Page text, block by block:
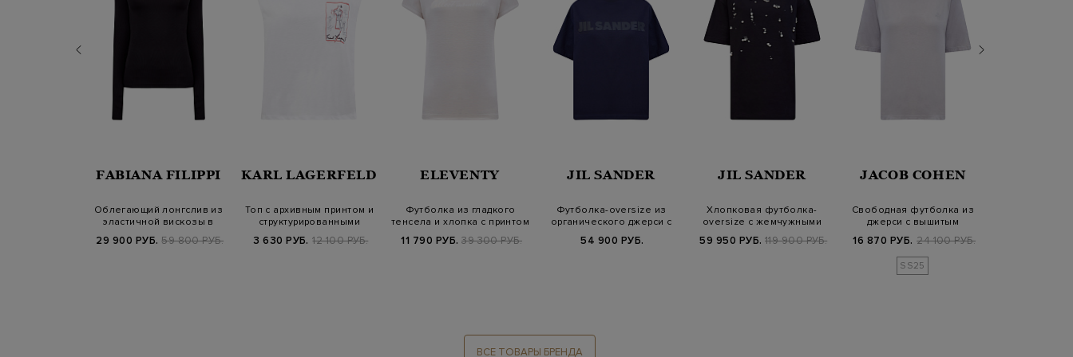
FABIANA FILIPPI
Облегающий лонгслив из
эластичной вискозы в
29 900 РУБ. 59 800 РУБ.
KARL LAGERFELD
Топ с архивным принтом и
структурированными
3 630 РУБ. 12 100 РУБ.
ELEVENTY
Футболка из гладкого
тенсела и хлопка с принтом
11 790 РУБ. 39 300 РУБ.
JIL SANDER
Футболка-oversize из
органического джерси с
54 900 РУБ.
JIL SANDER
Хлопковая футболка-
oversize с жемчужными
59 950 РУБ. 119 900 РУБ.
JACOB COHEN
Свободная футболка из
джерси с вышитым
16 870 РУБ. 24 100 РУБ.
SS25
ВСЕ ТОВАРЫ БРЕНДА